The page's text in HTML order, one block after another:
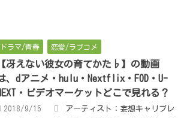
ドラマ/青春 恋愛/ラブコメ
【冴えない彼女の育てかた♭】の動画
、dアニメ・hulu・Nextflix・FOD・U-
・ビデオマーケットどこで見れる？
2018/9/15
アーティスト：妄想キャリブレ